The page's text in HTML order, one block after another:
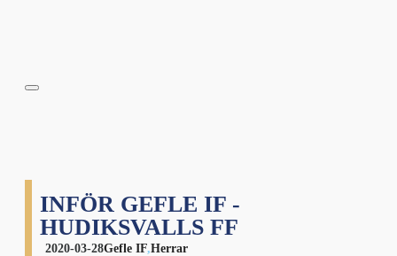
INFÖR GEFLE IF -
HUDIKSVALLS FF
2020-03-28Gefle IF,Herrar